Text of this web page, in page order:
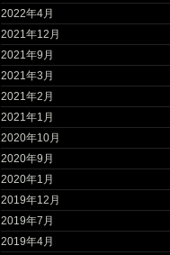
2022年4月
2021年12月
2021年9月
2021年3月
2021年2月
2021年1月
2020年10月
2020年9月
2020年1月
2019年12月
2019年7月
2019年4月